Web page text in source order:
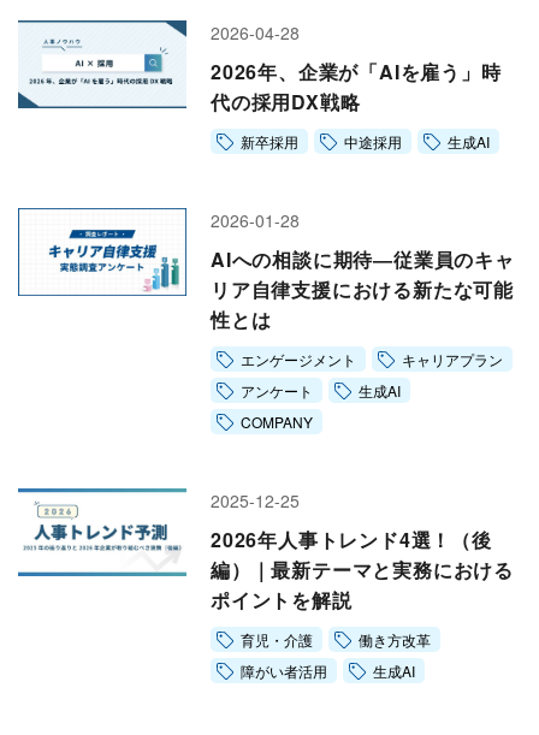
WHI Holdings
2026-04-28
2026年、企業が「AIを雇う」時
代の採用DX戦略
新卒採用 中途採用 生成AI
2026-01-28
AIへの相談に期待―従業員のキャ
リア自律支援における新たな可能
性とは
エンゲージメント
キャリアプラン
アンケート
生成AI
COMPANY
2025-12-25
2026年人事トレンド4選！（後
編）｜最新テーマと実務における
ポイントを解説
育児・介護
働き方改革
障がい者活用
生成AI